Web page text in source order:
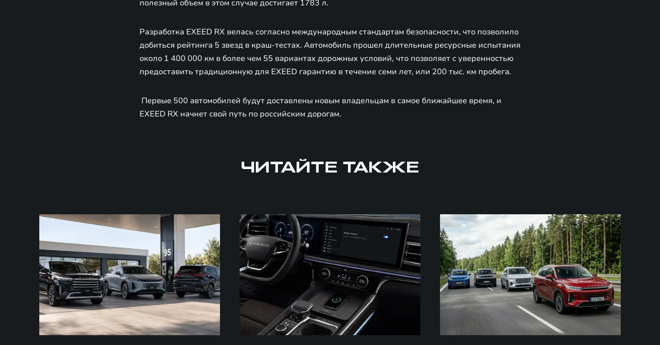
полезный объем в этом случае достигает 1783 л.
Разработка EXEED RX велась согласно международным стандартам безопасности, что позволило
добиться рейтинга 5 звезд в краш-тестах. Автомобиль прошел длительные ресурсные испытания
около 1 400 000 км в более чем 55 вариантах дорожных условий, что позволяет с уверенностью
предоставить традиционную для EXEED гарантию в течение семи лет, или 200 тыс. км пробега.
Первые 500 автомобилей будут доставлены новым владельцам в самое ближайшее время, и
EXEED RX начнет свой путь по российским дорогам.
ЧИТАЙТЕ ТАКЖЕ